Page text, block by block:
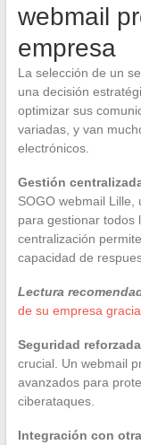
webmail
empresa
La selección de un
una decisión
optimizar sus
variadas, y van
electrónicos.
Gestión
SOGO webmail Lille,
para gestionar todos
centralización
capacidad de
Lectura
de su empresa
Seguridad reforzada
crucial. Un webmail
avanzados para
ciberataques.
Integración con